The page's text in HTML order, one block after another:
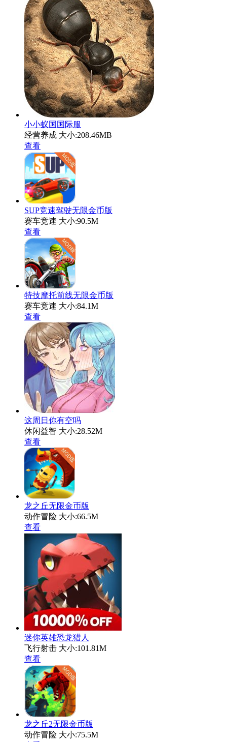
小小蚁国国际服
经营养成 大小:208.46MB
查看
SUP竞速驾驶无限金币版
赛车竞速 大小:90.5M
查看
特技摩托前线无限金币版
赛车竞速 大小:84.1M
查看
这周日你有空吗
休闲益智 大小:28.52M
查看
龙之丘无限金币版
动作冒险 大小:66.5M
查看
迷你英雄恐龙猎人
飞行射击 大小:101.81M
查看
龙之丘2无限金币版
动作冒险 大小:75.5M